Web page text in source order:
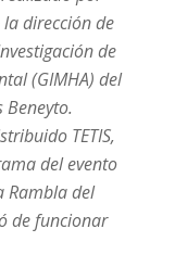
la dirección de
de
(GIMHA) del
Beneyto.
TETIS,
del evento
Rambla del
de funcionar